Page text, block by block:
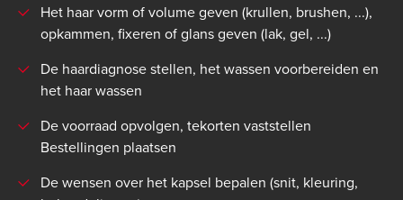
Het haar vorm of volume geven (krullen, brushen, ...),
opkammen, fixeren of glans geven (lak, gel, ...)
De haardiagnose stellen, het wassen voorbereiden en
het haar wassen
De voorraad opvolgen, tekorten vaststellen
Bestellingen plaatsen
De wensen over het kapsel bepalen (snit, kleuring,